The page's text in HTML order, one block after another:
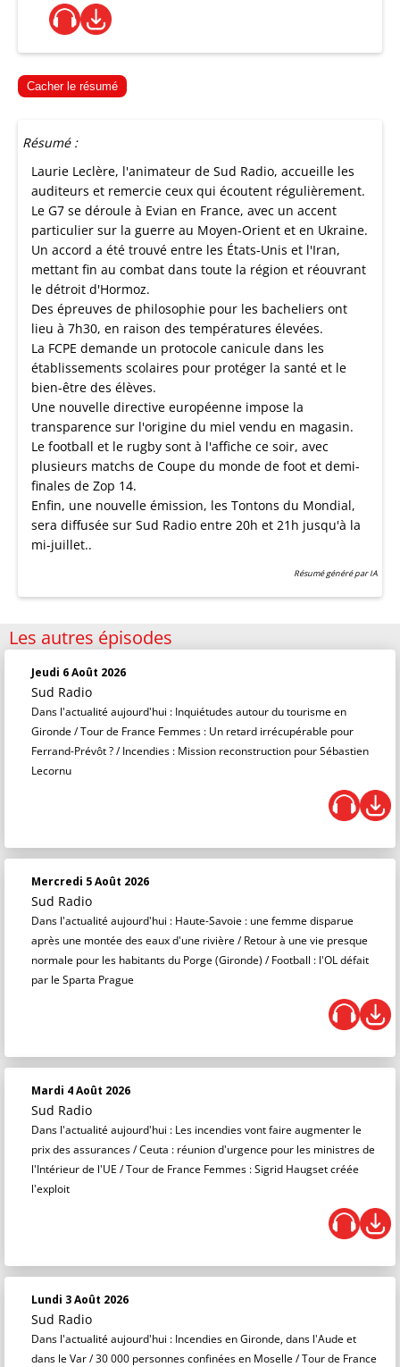
Cacher le résumé
Résumé :
Laurie Leclère, l'animateur de Sud Radio, accueille les
auditeurs et remercie ceux qui écoutent régulièrement.
Le G7 se déroule à Evian en France, avec un accent
particulier sur la guerre au Moyen-Orient et en Ukraine.
Un accord a été trouvé entre les États-Unis et l'Iran,
mettant fin au combat dans toute la région et réouvrant
le détroit d'Hormoz.
Des épreuves de philosophie pour les bacheliers ont
lieu à 7h30, en raison des températures élevées.
La FCPE demande un protocole canicule dans les
établissements scolaires pour protéger la santé et le
bien-être des élèves.
Une nouvelle directive européenne impose la
transparence sur l'origine du miel vendu en magasin.
Le football et le rugby sont à l'affiche ce soir, avec
plusieurs matchs de Coupe du monde de foot et demi-
finales de Zop 14.
Enfin, une nouvelle émission, les Tontons du Mondial,
sera diffusée sur Sud Radio entre 20h et 21h jusqu'à la
mi-juillet..
Résumé généré par IA
Les autres épisodes
Jeudi 6 Août 2026
Sud Radio
Dans l'actualité aujourd'hui : Inquiétudes autour du tourisme en
Gironde / Tour de France Femmes : Un retard irrécupérable pour
Ferrand-Prévôt ? / Incendies : Mission reconstruction pour Sébastien
Lecornu
Mercredi 5 Août 2026
Sud Radio
Dans l'actualité aujourd'hui : Haute-Savoie : une femme disparue
après une montée des eaux d'une rivière / Retour à une vie presque
normale pour les habitants du Porge (Gironde) / Football : l'OL défait
par le Sparta Prague
Mardi 4 Août 2026
Sud Radio
Dans l'actualité aujourd'hui : Les incendies vont faire augmenter le
prix des assurances / Ceuta : réunion d'urgence pour les ministres de
l'Intérieur de l'UE / Tour de France Femmes : Sigrid Haugset créée
l'exploit
Lundi 3 Août 2026
Sud Radio
Dans l'actualité aujourd'hui : Incendies en Gironde, dans l'Aude et
dans le Var / 30 000 personnes confinées en Moselle / Tour de France